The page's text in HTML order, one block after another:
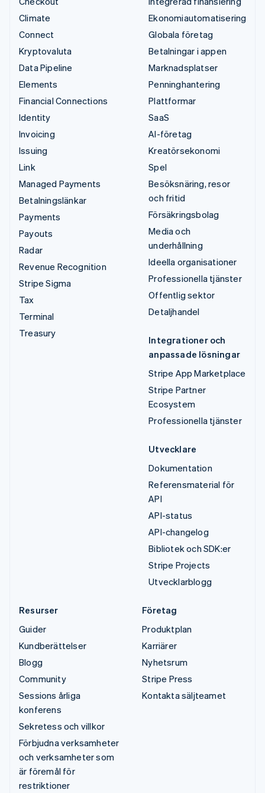
Climate
Connect
Kryptovaluta
Data Pipeline
Elements
Financial Connections
Identity
Invoicing
Issuing
Link
Managed Payments
Betalningslänkar
Payments
Payouts
Radar
Revenue Recognition
Stripe Sigma
Tax
Terminal
Treasury
Ekonomiautomatisering
Globala företag
Betalningar i appen
Marknadsplatser
Penninghantering
Plattformar
SaaS
AI-företag
Kreatörsekonomi
Spel
Besöksnäring, resor
och fritid
Försäkringsbolag
Media och
underhållning
Ideella organisationer
Professionella tjänster
Offentlig sektor
Detaljhandel
Integrationer och
anpassade lösningar
Stripe App Marketplace
Stripe Partner
Ecosystem
Professionella tjänster
Utvecklare
Dokumentation
Referensmaterial för
API
API-status
API-changelog
Bibliotek och SDK:er
Stripe Projects
Utvecklarblogg
Resurser
Guider
Kundberättelser
Blogg
Community
Sessions årliga
konferens
Sekretess och villkor
Förbjudna verksamheter
och verksamheter som
är föremål för
restriktioner
Företag
Produktplan
Karriärer
Nyhetsrum
Stripe Press
Kontakta säljteamet